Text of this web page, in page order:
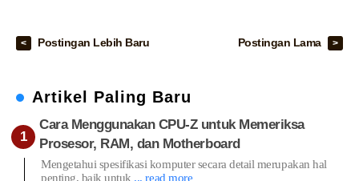
Postingan Lebih Baru Postingan Lama
Artikel Paling Baru
Cara Menggunakan CPU-Z untuk Memeriksa
Prosesor, RAM, dan Motherboard
Mengetahui spesifikasi komputer secara detail merupakan hal
penting, baik untuk ... read more